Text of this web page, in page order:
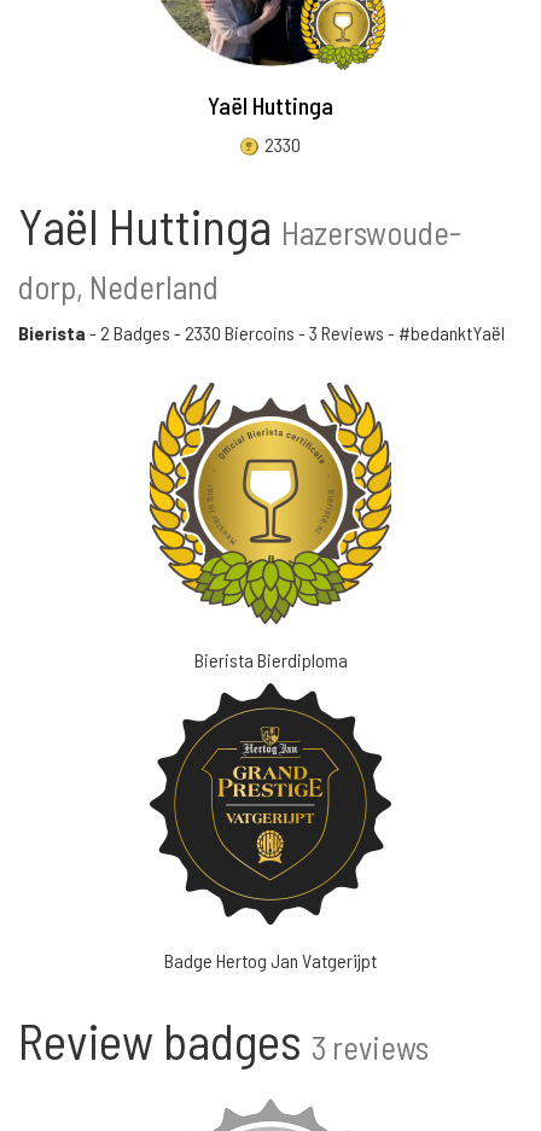
Yaël Huttinga
2330
Yaël Huttinga Hazerswoude-
dorp, Nederland
Bierista - 2 Badges - 2330 Biercoins - 3 Reviews - #bedanktYaël
Bierista Bierdiploma
Badge Hertog Jan Vatgerijpt
Review badges 3 reviews